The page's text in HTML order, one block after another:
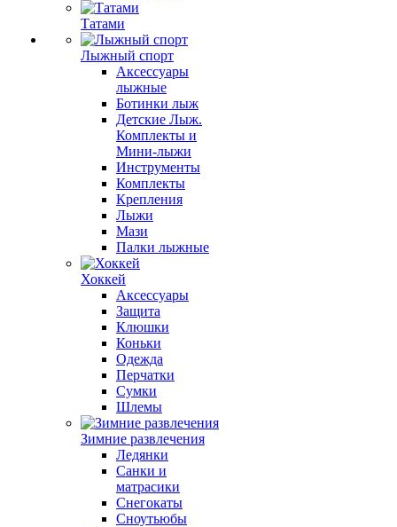
Татами
Лыжный спорт
Аксессуары
лыжные
Ботинки лыж
Детские Лыж.
Комплекты и
Мини-лыжи
Инструменты
Комплекты
Крепления
Лыжи
Мази
Палки лыжные
Хоккей
Аксессуары
Защита
Клюшки
Коньки
Одежда
Перчатки
Сумки
Шлемы
Зимние развлечения
Ледянки
Санки и
матрасики
Снегокаты
Сноутьюбы